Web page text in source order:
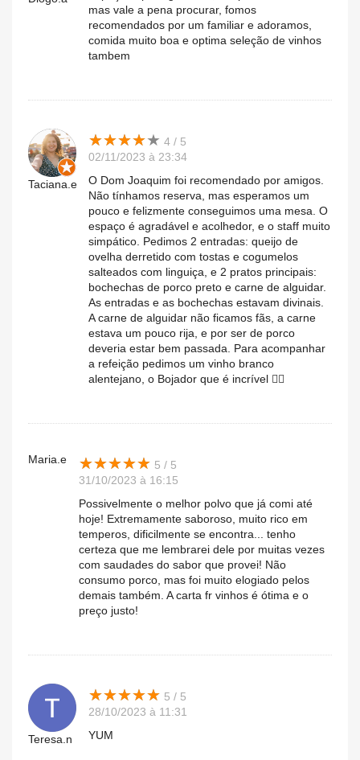
mas vale a pena procurar, fomos
recomendados por um familiar e adoramos,
comida muito boa e optima seleção de vinhos
tambem
Taciana.e
★★★★★
★★★★★ 4 / 5
02/11/2023 à 23:34
O Dom Joaquim foi recomendado por amigos.
Não tínhamos reserva, mas esperamos um
pouco e felizmente conseguimos uma mesa. O
espaço é agradável e acolhedor, e o staff muito
simpático. Pedimos 2 entradas: queijo de
ovelha derretido com tostas e cogumelos
salteados com linguiça, e 2 pratos principais:
bochechas de porco preto e carne de alguidar.
As entradas e as bochechas estavam divinais.
A carne de alguidar não ficamos fãs, a carne
estava um pouco rija, e por ser de porco
deveria estar bem passada. Para acompanhar
a refeição pedimos um vinho branco
alentejano, o Bojador que é incrível 👌🏼
Maria.e ★★★★★
★★★★★ 5 / 5
31/10/2023 à 16:15
Possivelmente o melhor polvo que já comi até
hoje! Extremamente saboroso, muito rico em
temperos, dificilmente se encontra... tenho
certeza que me lembrarei dele por muitas vezes
com saudades do sabor que provei! Não
consumo porco, mas foi muito elogiado pelos
demais também. A carta fr vinhos é ótima e o
preço justo!
Teresa.n
★★★★★
★★★★★ 5 / 5
28/10/2023 à 11:31
YUM